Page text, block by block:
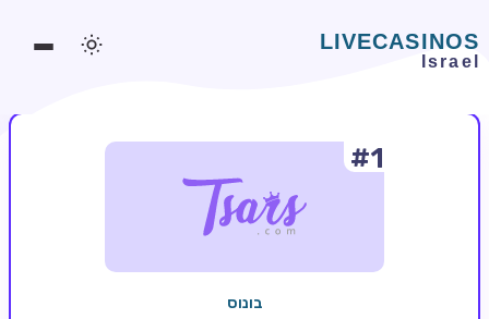
משחקים אונליין
#1
בונוס